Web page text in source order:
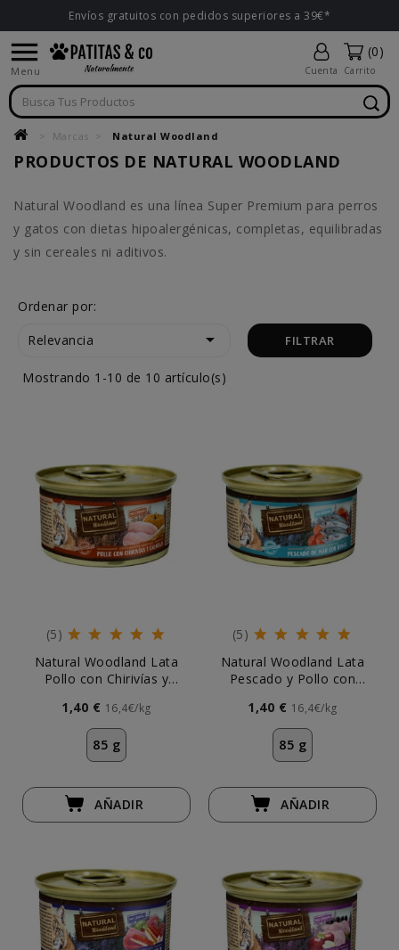
Envíos gratuitos con pedidos superiores a 39€*

Menu Cuenta
(0)
Carrito
Marcas Natural Woodland
PRODUCTOS DE NATURAL WOODLAND
Natural Woodland es una línea Super Premium para perros
y gatos con dietas hipoalergénicas, completas, equilibradas
y sin cereales ni aditivos.
Ordenar por:
Relevancia
 FILTRAR
Mostrando 1-10 de 10 artículo(s)
(5)
Natural Woodland Lata
Pollo con Chirivías y
1,40 € 16,4€/kg
85 g
AÑADIR
(5)
Natural Woodland Lata
Pescado y Pollo con
1,40 € 16,4€/kg
85 g
AÑADIR